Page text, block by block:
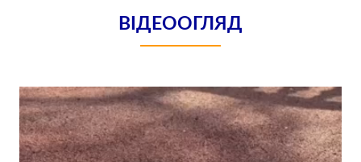
ВІДЕООГЛЯД